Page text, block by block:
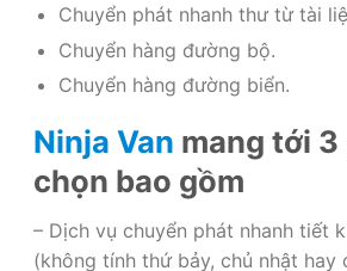
Chuyển phát nhanh thư từ tài
Chuyển hàng đường bộ.
Chuyển hàng đường biển.
Ninja Van mang tới
chọn bao gồm
– Dịch vụ chuyển phát nhanh tiết
(không tính thứ bảy, chủ nhật hay